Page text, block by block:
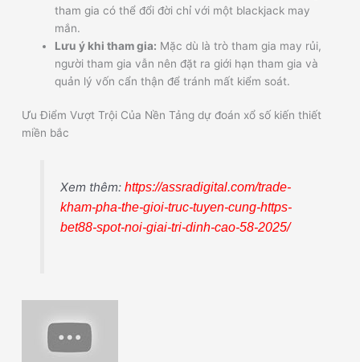
tham gia có thể đổi đời chỉ với một blackjack may
mắn.
Lưu ý khi tham gia: Mặc dù là trò tham gia may rủi,
người tham gia vẫn nên đặt ra giới hạn tham gia và
quản lý vốn cẩn thận để tránh mất kiểm soát.
Ưu Điểm Vượt Trội Của Nền Tảng dự đoán xổ số kiến thiết
miền bắc
Xem thêm: https://assradigital.com/trade-
kham-pha-the-gioi-truc-tuyen-cung-https-
bet88-spot-noi-giai-tri-dinh-cao-58-2025/